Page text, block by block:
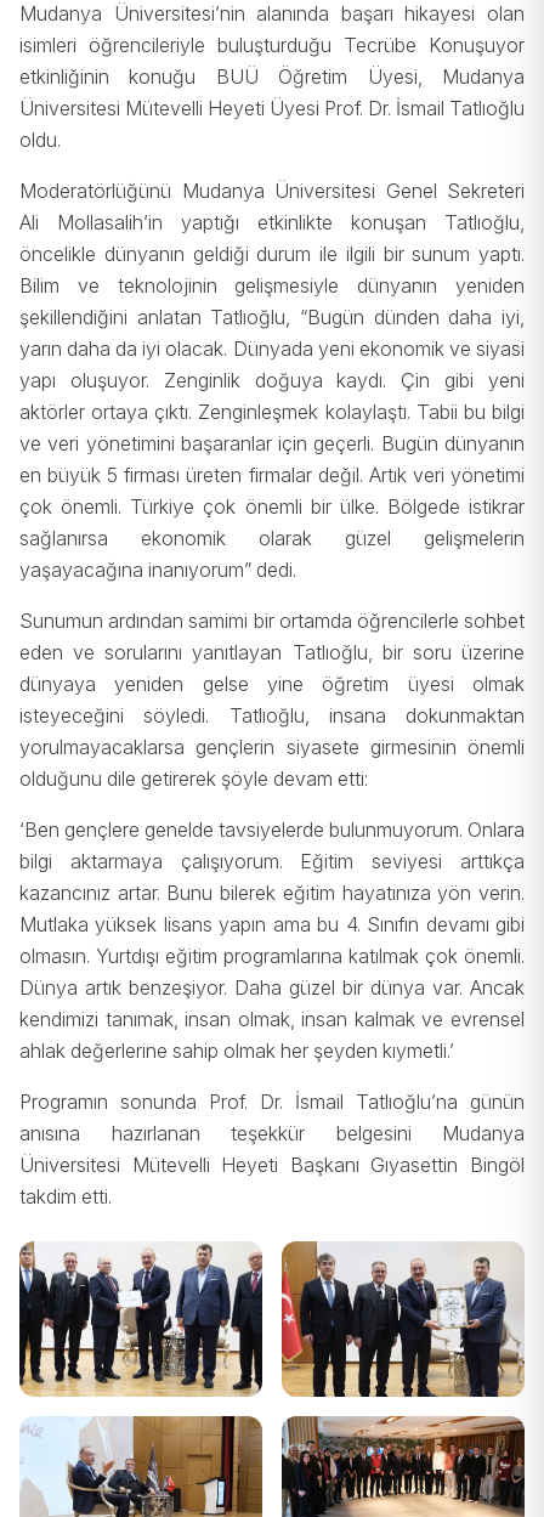
Mudanya Üniversitesi’nin alanında başarı hikayesi olan
isimleri öğrencileriyle buluşturduğu Tecrübe Konuşuyor
etkinliğinin konuğu BUÜ Öğretim Üyesi, Mudanya
Üniversitesi Mütevelli Heyeti Üyesi Prof. Dr. İsmail Tatlıoğlu
oldu.
Moderatörlüğünü Mudanya Üniversitesi Genel Sekreteri
Ali Mollasalih’in yaptığı etkinlikte konuşan Tatlıoğlu,
öncelikle dünyanın geldiği durum ile ilgili bir sunum yaptı.
Bilim ve teknolojinin gelişmesiyle dünyanın yeniden
şekillendiğini anlatan Tatlıoğlu, “Bugün dünden daha iyi,
yarın daha da iyi olacak. Dünyada yeni ekonomik ve siyasi
yapı oluşuyor. Zenginlik doğuya kaydı. Çin gibi yeni
aktörler ortaya çıktı. Zenginleşmek kolaylaştı. Tabii bu bilgi
ve veri yönetimini başaranlar için geçerli. Bugün dünyanın
en büyük 5 firması üreten firmalar değil. Artık veri yönetimi
çok önemli. Türkiye çok önemli bir ülke. Bölgede istikrar
sağlanırsa ekonomik olarak güzel gelişmelerin
yaşayacağına inanıyorum” dedi.
Sunumun ardından samimi bir ortamda öğrencilerle sohbet
eden ve sorularını yanıtlayan Tatlıoğlu, bir soru üzerine
dünyaya yeniden gelse yine öğretim üyesi olmak
isteyeceğini söyledi. Tatlıoğlu, insana dokunmaktan
yorulmayacaklarsa gençlerin siyasete girmesinin önemli
olduğunu dile getirerek şöyle devam etti:
‘Ben gençlere genelde tavsiyelerde bulunmuyorum. Onlara
bilgi aktarmaya çalışıyorum. Eğitim seviyesi arttıkça
kazancınız artar. Bunu bilerek eğitim hayatınıza yön verin.
Mutlaka yüksek lisans yapın ama bu 4. Sınıfın devamı gibi
olmasın. Yurtdışı eğitim programlarına katılmak çok önemli.
Dünya artık benzeşiyor. Daha güzel bir dünya var. Ancak
kendimizi tanımak, insan olmak, insan kalmak ve evrensel
ahlak değerlerine sahip olmak her şeyden kıymetli.’
Programın sonunda Prof. Dr. İsmail Tatlıoğlu’na günün
anısına hazırlanan teşekkür belgesini Mudanya
Üniversitesi Mütevelli Heyeti Başkanı Gıyasettin Bingöl
takdim etti.